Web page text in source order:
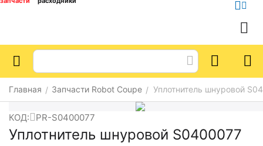
Главная / Запчасти Robot Coupe / Уплотнитель шнуровой
КОД: PR-S0400077
Уплотнитель шнуровой S0400077